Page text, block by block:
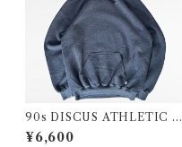
90s DISCUS ATHLETIC pl
ain sweat parka
¥6,600